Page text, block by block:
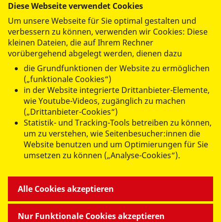
Olaf Neumann
Technischer Leiter
Tel.:0351 41 82-119
Mobil Nummer:0151 70690459
o.neumann@asb-dresden-kamenz.de
Leutewitzer Ring 84 | Haus II
01169 Dresden
MITMACHEN & HELFEN
Diese Webseite verwendet Cookies
Um unsere Webseite für Sie optimal gestalten und
verbessern zu können, verwenden wir Cookies: Diese
kleinen Dateien, die auf Ihrem Rechner
vorübergehend abgelegt werden, dienen dazu
die Grundfunktionen der Website zu ermöglichen
(„funktionale Cookies“)
in der Website integrierte Drittanbieter-Elemente,
wie Youtube-Videos, zugänglich zu machen
(„Drittanbieter-Cookies“)
Statistik- und Tracking-Tools betreiben zu können,
um zu verstehen, wie Seitenbesucher:innen die
Website benutzen und um Optimierungen für Sie
umsetzen zu können („Analyse-Cookies“).
Nur Funktionale Cookies akzeptieren
Alle Cookies akzeptieren